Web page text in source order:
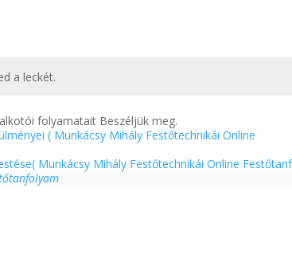
a leckét.
folyamatait Beszéljük meg.
( Munkácsy Mihály Festőtechnikái Online
Munkácsy Mihály Festőtechnikái Online